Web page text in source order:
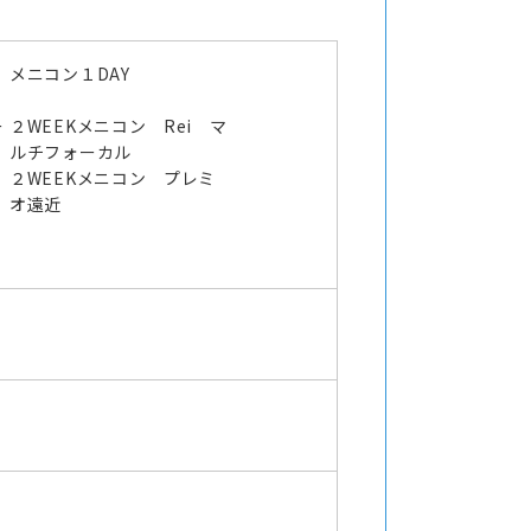
メニコン１DAY
２WEEKメニコン Rei マ
ルチフォーカル
２WEEKメニコン プレミ
オ遠近